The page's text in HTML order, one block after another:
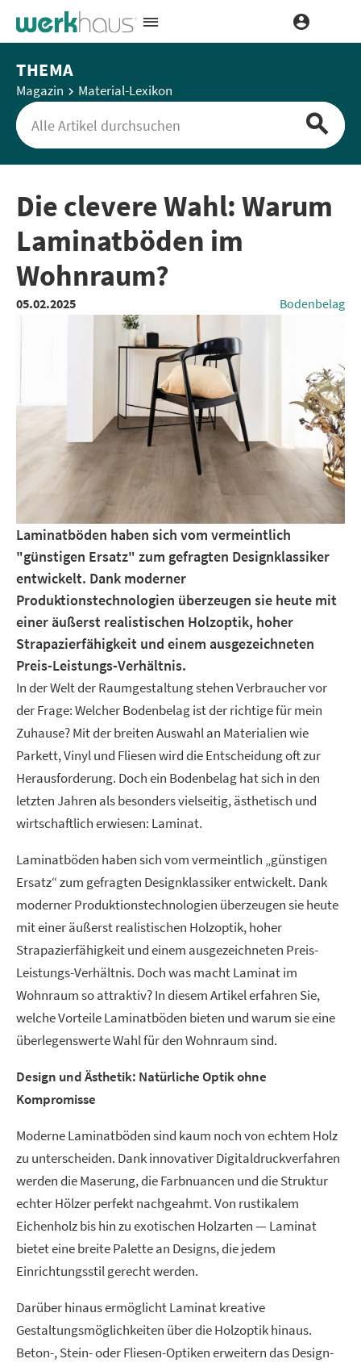
THEMA
Magazin Material-Lexikon
Die clevere Wahl: Warum
Laminatböden im
Wohnraum?
05.02.2025
Laminatböden haben sich vom vermeintlich
"günstigen Ersatz" zum gefragten Designklassiker
entwickelt. Dank moderner
Produktionstechnologien überzeugen sie heute mit
einer äußerst realistischen Holzoptik, hoher
Strapazierfähigkeit und einem ausgezeichneten
Preis-Leistungs-Verhältnis.
In der Welt der Raumgestaltung stehen Verbraucher vor
der Frage: Welcher Bodenbelag ist der richtige für mein
Zuhause? Mit der breiten Auswahl an Materialien wie
Parkett, Vinyl und Fliesen wird die Entscheidung oft zur
Herausforderung. Doch ein Bodenbelag hat sich in den
letzten Jahren als besonders vielseitig, ästhetisch und
wirtschaftlich erwiesen: Laminat.
Laminatböden haben sich vom vermeintlich „günstigen
Ersatz“ zum gefragten Designklassiker entwickelt. Dank
moderner Produktionstechnologien überzeugen sie heute
mit einer äußerst realistischen Holzoptik, hoher
Strapazierfähigkeit und einem ausgezeichneten Preis-
Leistungs-Verhältnis. Doch was macht Laminat im
Wohnraum so attraktiv? In diesem Artikel erfahren Sie,
welche Vorteile Laminatböden bieten und warum sie eine
überlegenswerte Wahl für den Wohnraum sind.
Design und Ästhetik: Natürliche Optik ohne
Kompromisse
Moderne Laminatböden sind kaum noch von echtem Holz
zu unterscheiden. Dank innovativer Digitaldruckverfahren
werden die Maserung, die Farbnuancen und die Struktur
echter Hölzer perfekt nachgeahmt. Von rustikalem
Eichenholz bis hin zu exotischen Holzarten — Laminat
bietet eine breite Palette an Designs, die jedem
Einrichtungsstil gerecht werden.
Darüber hinaus ermöglicht Laminat kreative
Gestaltungsmöglichkeiten über die Holzoptik hinaus.
Beton-, Stein- oder Fliesen-Optiken erweitern das Design-